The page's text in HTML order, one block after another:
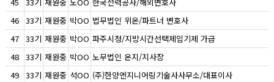
45 33기 재원중 노OO 한국전력공사/해외변호사
46 33기 재원중 박OO 법무법인 위온/파트너 변호사
47 33기 재원중 박OO 파주시청/지방시간선택제임기제 가급
48 33기 재원중 박OO 노무법인 온지/지사장
49 33기 재원중 석OO (주)한양엔지니어링기술사사무소/대표이사